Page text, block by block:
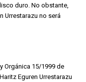
duro. No obstante,
Urrestarazu no será
Orgánica 15/1999 de
Eguren Urrestarazu